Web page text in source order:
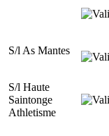
S/l As Mantes
S/l Haute
Saintonge
Athletisme